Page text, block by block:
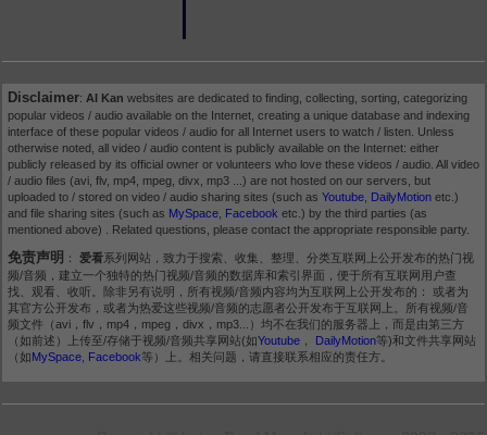
Disclaimer: AI Kan websites are dedicated to finding, collecting, sorting, categorizing
popular videos / audio available on the Internet, creating a unique database and indexing
interface of these popular videos / audio for all Internet users to watch / listen. Unless
otherwise noted, all video / audio content is publicly available on the Internet: either
publicly released by its official owner or volunteers who love these videos / audio. All video
/ audio files (avi, flv, mp4, mpeg, divx, mp3 ...) are not hosted on our servers, but
uploaded to / stored on video / audio sharing sites (such as Youtube DailyMotion etc.)
and file sharing sites (such as MySpace Facebook etc.) by the third parties (as
mentioned above) . Related questions, please contact the appropriate responsible party.
免责声明 ： 爱看系列网站，致力于搜索、收集、整理、分类互联网上公开发布的热门视
频/音频，建立一个独特的热门视频/音频的数据库和索引界面，便于所有互联网用户查
找、观看、收听。除非另有说明，所有视频/音频内容均为互联网上公开发布的： 或者为
其官方公开发布，或者为热爱这些视频/音频的志愿者公开发布于互联网上。所有视频/音
频文件（avi，flv，mp4，mpeg，divx，mp3...）均不在我们的服务器上，而是由第三方
（如前述）上传至/存储于视频/音频共享网站(如Youtube DailyMotion等)和文件共享网站
（如MySpace Facebook等）上。相关问题，请直接联系相应的责任方。